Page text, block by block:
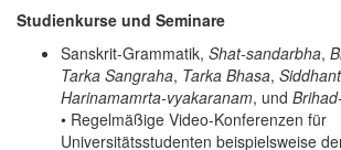
Studienkurse und Seminare
Sanskrit-Grammatik, Shat-sandarbha,
Tarka Sangraha, Tarka Bhasa,
Harinamamrta-vyakaranam, und
• Regelmäßige Video-Konferenzen für
Universitätsstudenten beispielsweise